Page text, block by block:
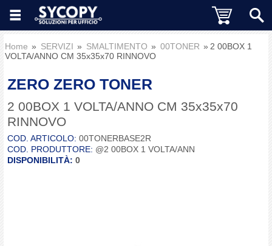
Home SERVIZI SMALTIMENTO 00TONER
2 00BOX 1
VOLTA/ANNO CM 35x35x70 RINNOVO
ZERO ZERO TONER
2 00BOX 1 VOLTA/ANNO CM 35x35x70
RINNOVO
COD. ARTICOLO: 00TONERBASE2R
COD. PRODUTTORE: @2 00BOX 1 VOLTA/ANN
DISPONIBILITÀ: 0